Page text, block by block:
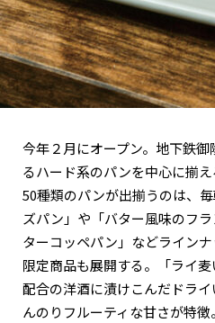
今年２月にオープン。地下鉄
るハード系のパンを中心に揃
50種類のパンが出揃うのは、
ズパン」や「バター風味のフ
ターコッペパン」などライン
限定商品も展開する。「ライ
配合の洋酒に漬けこんだドラ
んのりフルーティな甘さが特徴